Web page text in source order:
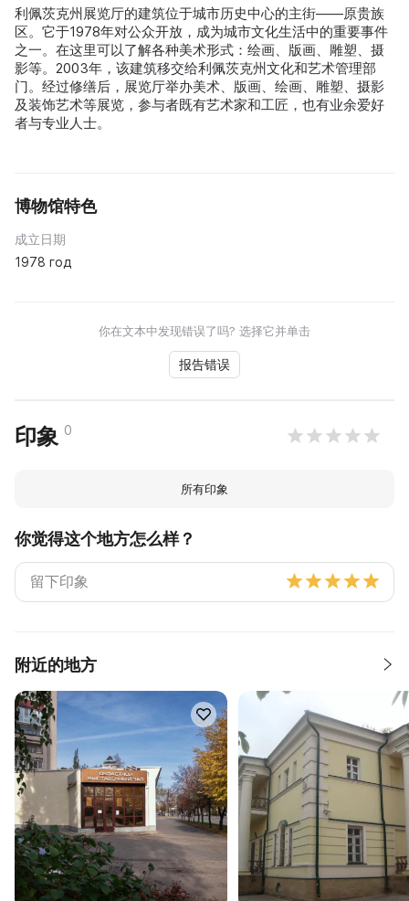
利佩茨克州展览厅的建筑位于城市历史中心的主街——原贵族
区。它于1978年对公众开放，成为城市文化生活中的重要事件
之一。在这里可以了解各种美术形式：绘画、版画、雕塑、摄
影等。2003年，该建筑移交给利佩茨克州文化和艺术管理部
门。经过修缮后，展览厅举办美术、版画、绘画、雕塑、摄影
及装饰艺术等展览，参与者既有艺术家和工匠，也有业余爱好
者与专业人士。
博物馆特色
成立日期
1978 год
你在文本中发现错误了吗? 选择它并单击
报告错误
印象 0
所有印象
你觉得这个地方怎么样？
附近的地方